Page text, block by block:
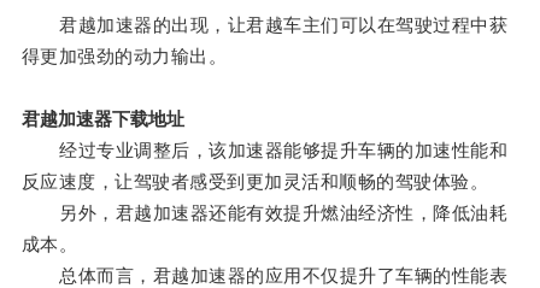
君越加速器的出现，让君越车主们可以在驾驶过程中获
得更加强劲的动力输出。
君越加速器下载地址
经过专业调整后，该加速器能够提升车辆的加速性能和
反应速度，让驾驶者感受到更加灵活和顺畅的驾驶体验。
另外，君越加速器还能有效提升燃油经济性，降低油耗
成本。
总体而言，君越加速器的应用不仅提升了车辆的性能表